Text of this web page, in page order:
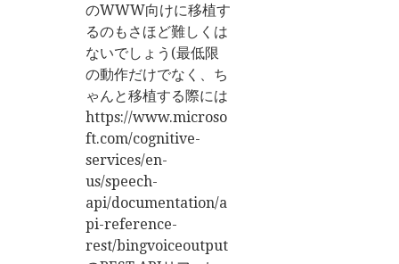
のWWW向けに移植す
るのもさほど難しくは
ないでしょう(最低限
の動作だけでなく、ち
ゃんと移植する際には
https://www.microso
ft.com/cognitive-
services/en-
us/speech-
api/documentation/a
pi-reference-
rest/bingvoiceoutput